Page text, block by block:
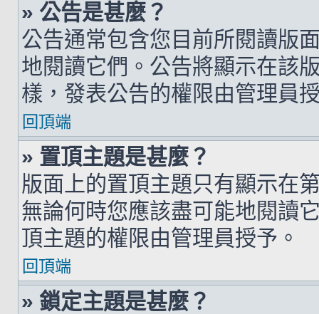
» 公告是甚麼？
公告通常包含您目前所閱讀版
地閱讀它們。公告將顯示在該
樣，發表公告的權限由管理員
回頂端
» 置頂主題是甚麼？
版面上的置頂主題只有顯示在
無論何時您應該盡可能地閱讀
頂主題的權限由管理員授予。
回頂端
» 鎖定主題是甚麼？